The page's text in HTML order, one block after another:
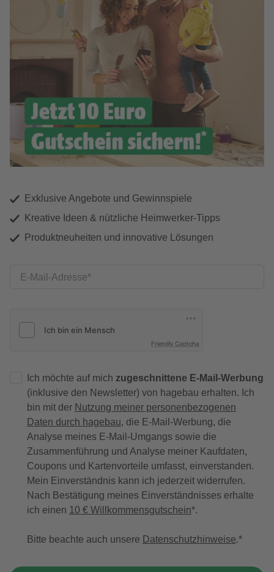
Exklusive Angebote und Gewinnspiele
Kreative Ideen & nützliche Heimwerker-Tipps
Produktneuheiten und innovative Lösungen
E-Mail-Adresse
Friendly Captcha
Ich möchte auf mich zugeschnittene E-Mail-Werbung
(inklusive den Newsletter) von hagebau erhalten. Ich
bin mit der Nutzung meiner personenbezogenen
Daten durch hagebau, die E-Mail-Werbung, die
Analyse meines E-Mail-Umgangs sowie die
Zusammenführung und Analyse meiner Kaufdaten,
Coupons und Kartenvorteile umfasst, einverstanden.
Mein Einverständnis kann ich jederzeit widerrufen.
Nach Bestätigung meines Einverständnisses erhalte
ich einen 10 € Willkommensgutschein*.
Bitte beachte auch unsere Datenschutzhinweise.